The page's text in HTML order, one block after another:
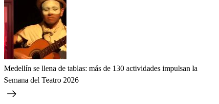
Medellín se llena de tablas: más de 130 actividades impulsan la
Semana del Teatro 2026